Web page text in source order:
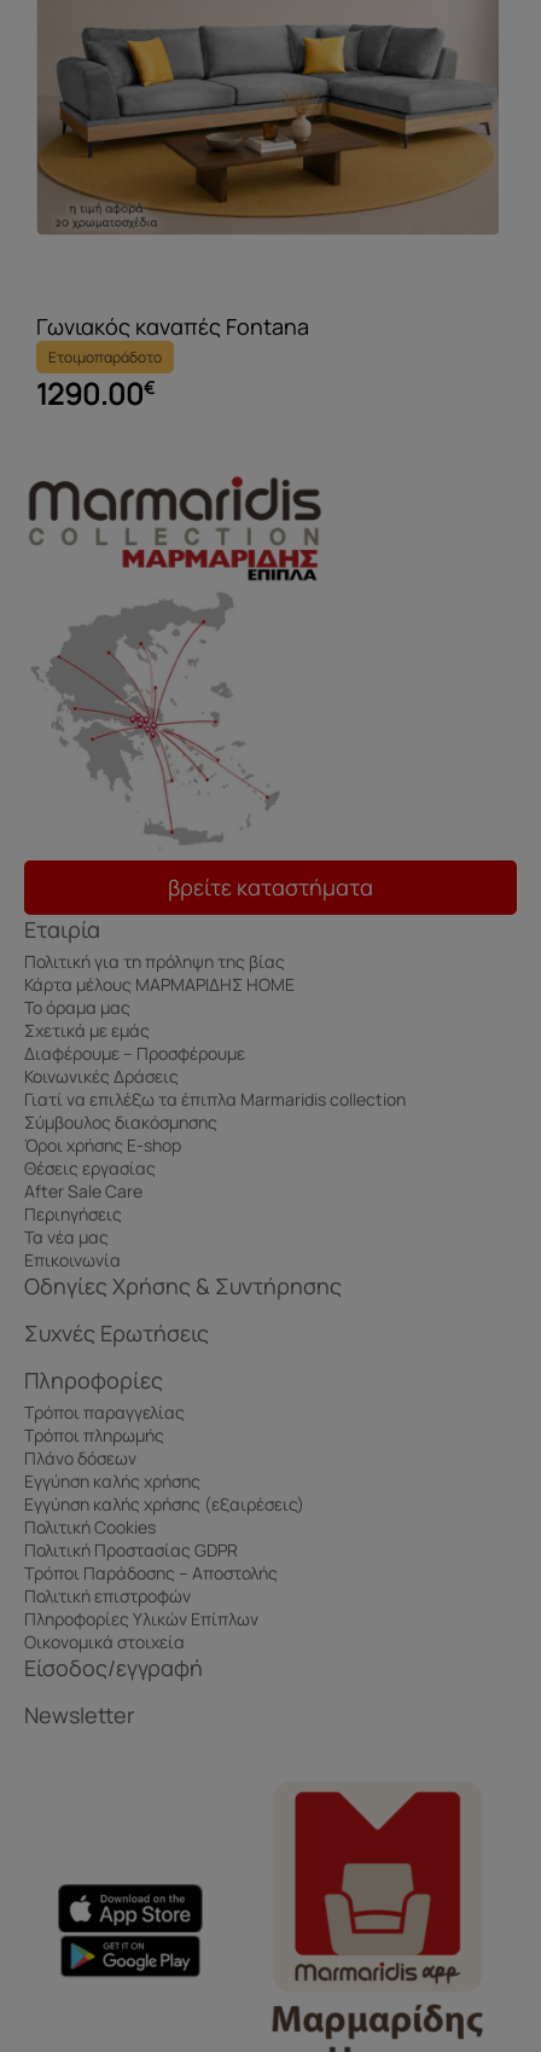
Γωνιακός καναπές Fontana
Ετοιμοπαράδοτο
1290.00€
βρείτε καταστήματα
Εταιρία
Πολιτική για τη πρόληψη της βίας
Κάρτα μέλους ΜΑΡΜΑΡΙΔΗΣ HOME
Το όραμα μας
Σχετικά με εμάς
Διαφέρουμε – Προσφέρουμε
Κοινωνικές Δράσεις
Γιατί να επιλέξω τα έπιπλα Marmaridis collection
Σύμβουλος διακόσμησης
Όροι χρήσης E-shop
Θέσεις εργασίας
After Sale Care
Περιηγήσεις
Τα νέα μας
Επικοινωνία
Οδηγίες Χρήσης & Συντήρησης
Συχνές Ερωτήσεις
Πληροφορίες
Τρόποι παραγγελίας
Τρόποι πληρωμής
Πλάνο δόσεων
Εγγύηση καλής χρήσης
Εγγύηση καλής χρήσης (εξαιρέσεις)
Πολιτική Cookies
Πολιτική Προστασίας GDPR
Τρόποι Παράδοσης – Αποστολής
Πολιτική επιστροφών
Πληροφορίες Υλικών Επίπλων
Οικονομικά στοιχεία
Είσοδος/εγγραφή
Newsletter